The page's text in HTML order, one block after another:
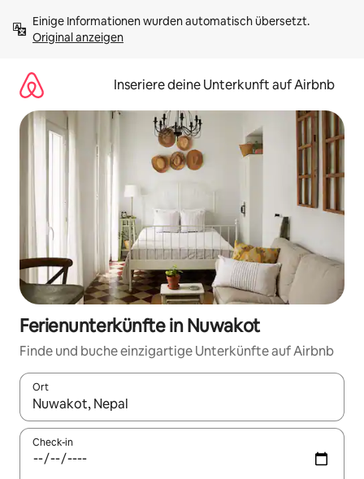
Inhalten
springenOriginal anzeigen
Inseriere deine Unterkunft auf Airbnb
Ferienunterkünfte in Nuwakot
Finde und buche einzigartige Unterkünfte auf Airbnb
Ort
Wenn Ergebnisse verfügbar sind, navigiere mit den
Check-in